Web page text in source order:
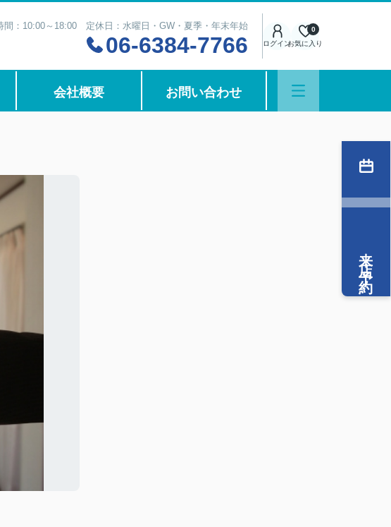
間：10:00～18:00 定休日：水曜日・GW・夏季・年末年始
06-6384-7766 ログインお気に入り
0
会社概要 お問い合わせ
来店予約